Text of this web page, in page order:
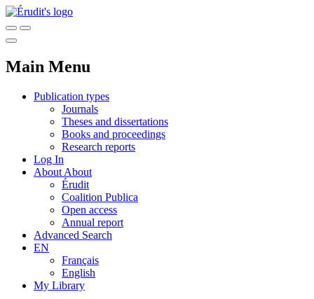
Main Menu
Publication types
Journals
Theses and dissertations
Books and proceedings
Research reports
Log In
About About
Érudit
Coalition Publica
Open access
Annual report
Advanced Search
EN
Français
English
My Library